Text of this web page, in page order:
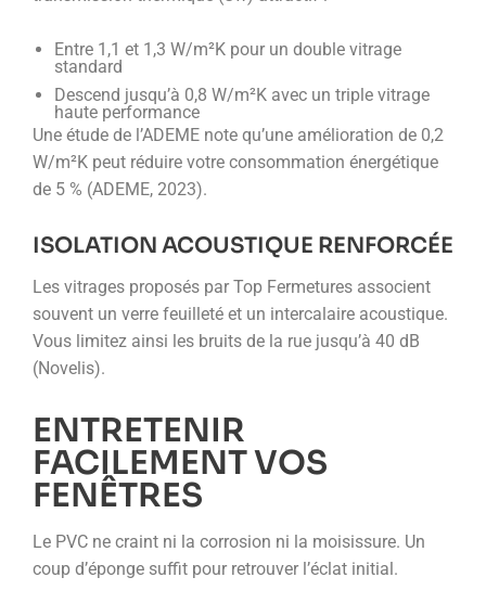
Entre 1,1 et 1,3 W/m²K pour un double vitrage
standard
Descend jusqu’à 0,8 W/m²K avec un triple vitrage
haute performance
Une étude de l’ADEME note qu’une amélioration de 0,2
W/m²K peut réduire votre consommation énergétique
de 5 % (ADEME, 2023).
ISOLATION ACOUSTIQUE RENFORCÉE
Les vitrages proposés par Top Fermetures associent
souvent un verre feuilleté et un intercalaire acoustique.
Vous limitez ainsi les bruits de la rue jusqu’à 40 dB
(Novelis).
ENTRETENIR
FACILEMENT VOS
FENÊTRES
Le PVC ne craint ni la corrosion ni la moisissure. Un
coup d’éponge suffit pour retrouver l’éclat initial.